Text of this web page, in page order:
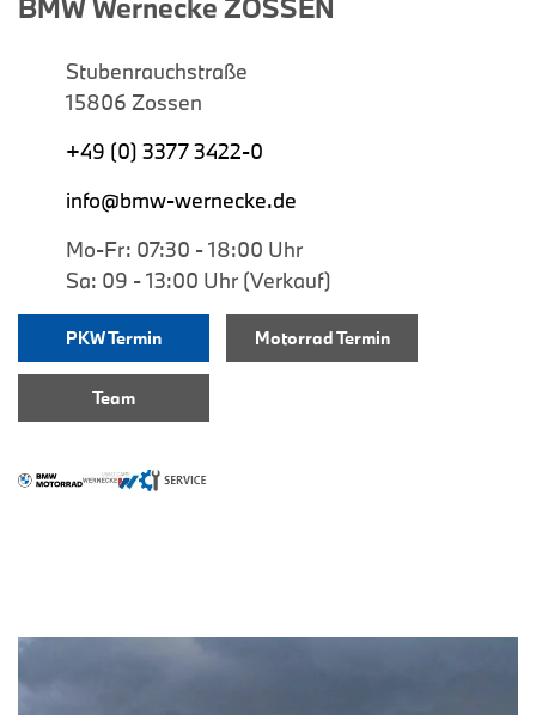
Stubenrauchstraße
15806 Zossen
+49 (0) 3377 3422-0
info@bmw-wernecke.de
Mo-Fr: 07:30 - 18:00 Uhr
Sa: 09 - 13:00 Uhr (Verkauf)
PKW Termin Motorrad Termin
Team